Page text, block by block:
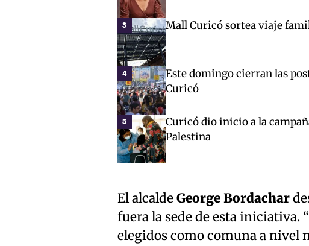
3 Mall Curicó sortea viaje
4
Este domingo cierran las
Curicó
5
Curicó dio inicio a la
Palestina
El alcaldeGeorge Bordachar
fuera la sede de esta iniciativa.
elegidos como comuna a nivel